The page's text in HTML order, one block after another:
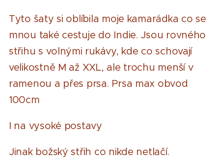
Tyto šaty si oblíbila moje kamarádka co se
mnou také cestuje do Indie. Jsou rovného
střihu s volnými rukávy, kde co schovají
velikostně M až XXL, ale trochu menší v
ramenou a přes prsa. Prsa max obvod
100cm
I na vysoké postavy
Jinak božský střih co nikde netlačí.